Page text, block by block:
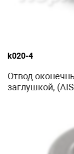
k020-4
Отвод
заглушкой,